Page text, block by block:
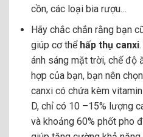
cồn, các loại bia rượu…
Hãy chắc chắn rằng bạn
giúp cơ thể hấp thụ canxi
ánh sáng mặt trời, chế độ
hợp của bạn, bạn nên
canxi có chứa kèm
D, chỉ có 10 –15% lượng
và khoảng 60% phốt pho